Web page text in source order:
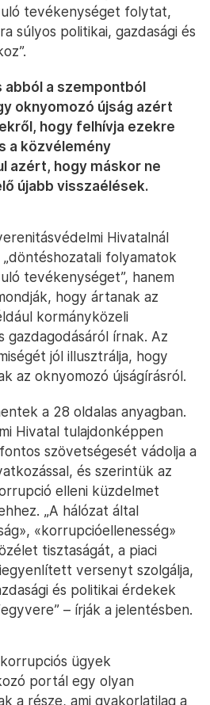
tevékenységet folytat,
súlyos politikai, gazdasági és
abból a szempontból
oknyomozó újság azért
hogy felhívja ezekre
a közvélemény
azért, hogy máskor ne
újabb visszaélések.
Hivatalnál
folyamatok
tevékenységet”, hanem
hogy ártanak az
kormányközeli
gazdagodásáról írnak. Az
jól illusztrálja, hogy
az oknyomozó újságírásról.
a 28 oldalas anyagban.
Hivatal tulajdonképpen
szövetségesét vádolja a
és szerintük az
elleni küzdelmet
„A hálózat által
«korrupcióellenesség»
tisztaságát, a piaci
versenyt szolgálja,
és politikai érdekek
– írják a jelentésben.
ügyek
portál egy olyan
a része, ami gyakorlatilag a